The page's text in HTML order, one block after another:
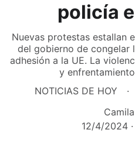
policía
Nuevas protestas estallan
del gobierno de congelar
adhesión a la UE. La
y
NOTICIAS DE HOY
12/4/2024